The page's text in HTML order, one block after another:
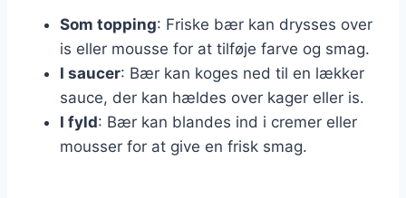
Som topping: Friske bær kan drysses over
is eller mousse for at tilføje farve og smag.
I saucer: Bær kan koges ned til en lækker
sauce, der kan hældes over kager eller is.
I fyld: Bær kan blandes ind i cremer eller
mousser for at give en frisk smag.